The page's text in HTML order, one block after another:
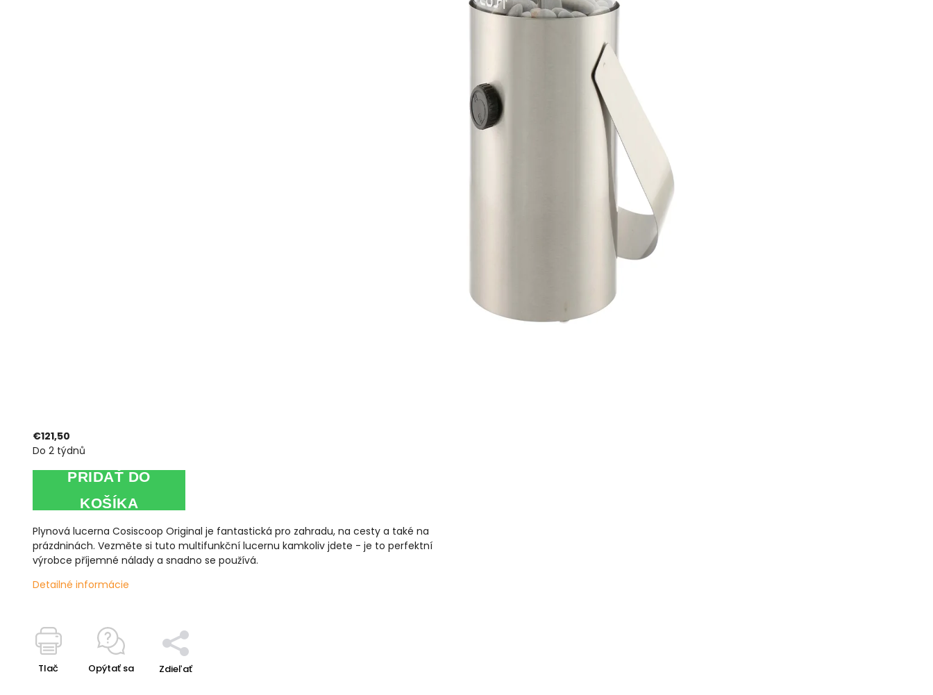
€121,50
Do 2 týdnů
PRIDAŤ DO
KOŠÍKA
Plynová lucerna Cosiscoop Original je fantastická pro zahradu, na cesty a také na
prázdninách. Vezměte si tuto multifunkční lucernu kamkoliv jdete - je to perfektní
výrobce příjemné nálady a snadno se používá.
Detailné informácie
Tlač Opýtať sa Zdieľať